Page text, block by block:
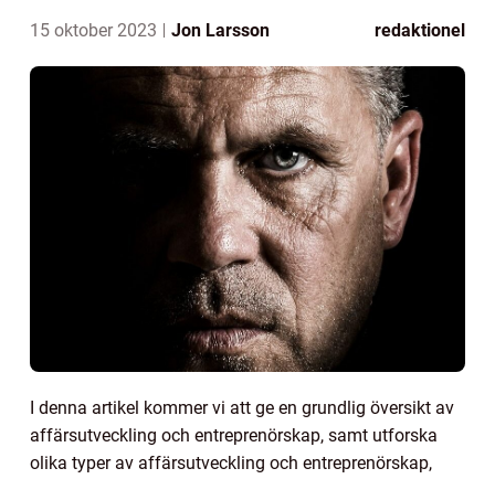
15 oktober 2023 Jon Larsson redaktionel
I denna artikel kommer vi att ge en grundlig översikt av
affärsutveckling och entreprenörskap, samt utforska
olika typer av affärsutveckling och entreprenörskap,